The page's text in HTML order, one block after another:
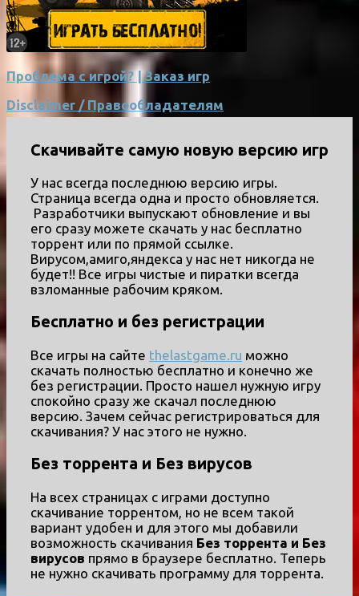
Проблема с игрой? | Заказ игр
Disclaimer / Правообладателям
Скачивайте самую новую версию игр
У нас всегда последнюю версию игры.
Страница всегда одна и просто обновляется.
Разработчики выпускают обновление и вы
его сразу можете скачать у нас бесплатно
торрент или по прямой ссылке.
Вирусом,амиго,яндекса у нас нет никогда не
будет!! Все игры чистые и пиратки всегда
взломанные рабочим кряком.
Бесплатно и без регистрации
Все игры на сайте thelastgame.ru можно
скачать полностью бесплатно и конечно же
без регистрации. Просто нашел нужную игру
спокойно сразу же скачал последнюю
версию. Зачем сейчас регистрироваться для
скачивания? У нас этого не нужно.
Без торрента и Без вирусов
На всех страницах с играми доступно
скачивание торрентом, но не всем такой
вариант удобен и для этого мы добавили
возможность скачивания Без торрента и Без
вирусов прямо в браузере бесплатно. Теперь
не нужно скачивать программу для торрента.